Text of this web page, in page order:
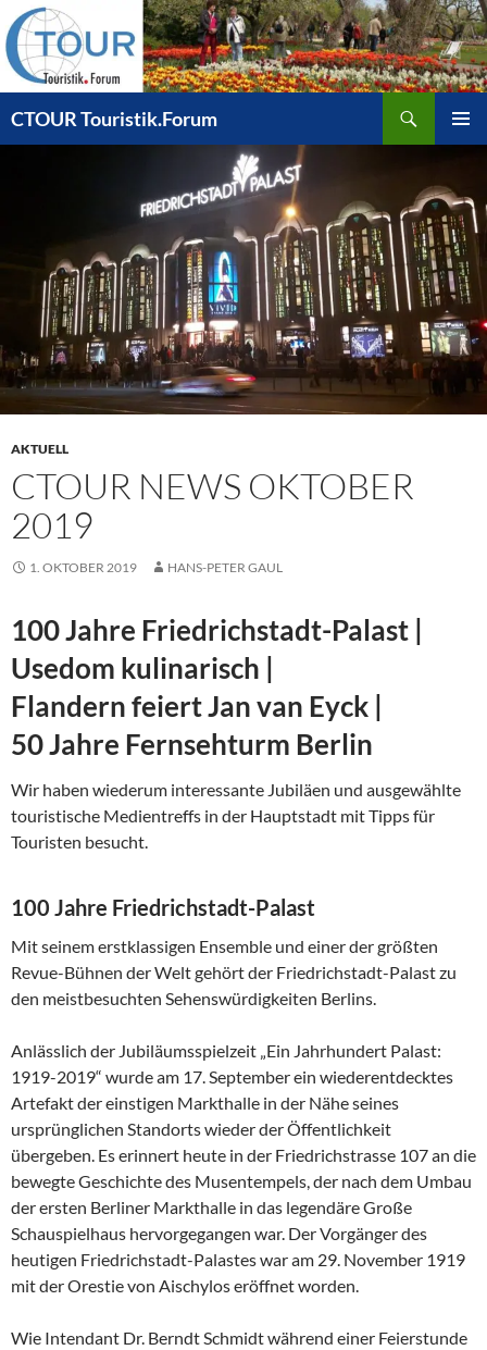
Zum
Inhalt
springen
CTOUR Touristik.Forum
AKTUELL
CTOUR NEWS OKTOBER
2019
1. OKTOBER 2019 HANS-PETER GAUL
100 Jahre Friedrichstadt-Palast |
Usedom kulinarisch |
Flandern feiert Jan van Eyck |
50 Jahre Fernsehturm Berlin
Wir haben wiederum interessante Jubiläen und ausgewählte
touristische Medientreffs in der Hauptstadt mit Tipps für
Touristen besucht.
100 Jahre Friedrichstadt-Palast
Mit seinem erstklassigen Ensemble und einer der größten
Revue-Bühnen der Welt gehört der Friedrichstadt-Palast zu
den meistbesuchten Sehenswürdigkeiten Berlins.
Anlässlich der Jubiläumsspielzeit „Ein Jahrhundert Palast:
1919-2019“ wurde am 17. September ein wiederentdecktes
Artefakt der einstigen Markthalle in der Nähe seines
ursprünglichen Standorts wieder der Öffentlichkeit
übergeben. Es erinnert heute in der Friedrichstrasse 107 an die
bewegte Geschichte des Musentempels, der nach dem Umbau
der ersten Berliner Markthalle in das legendäre Große
Schauspielhaus hervorgegangen war. Der Vorgänger des
heutigen Friedrichstadt-Palastes war am 29. November 1919
mit der Orestie von Aischylos eröffnet worden.
Wie Intendant Dr. Berndt Schmidt während einer Feierstunde